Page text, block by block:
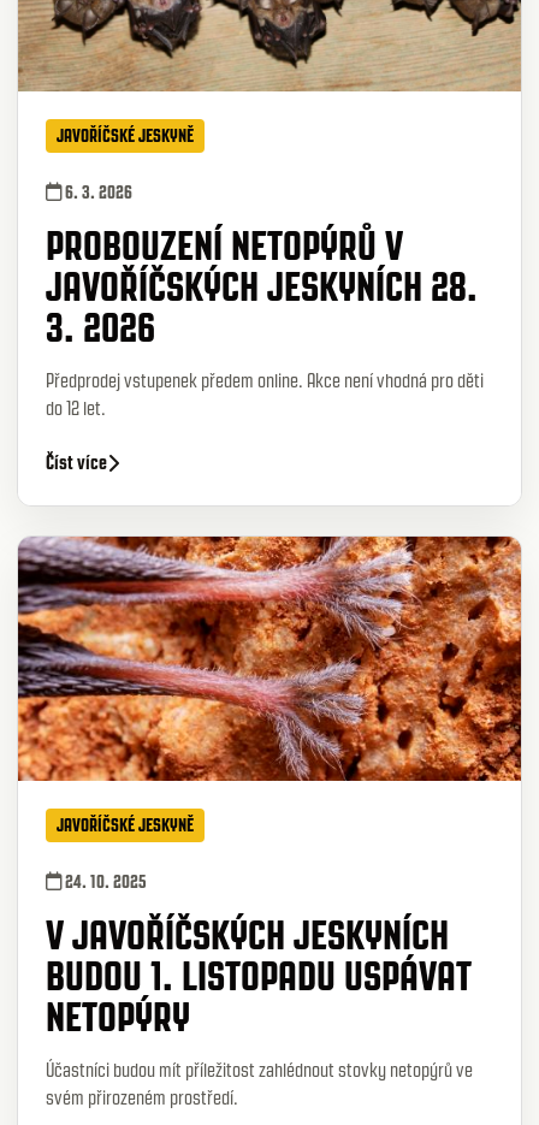
JAVOŘÍČSKÉ JESKYNĚ
6. 3. 2026
PROBOUZENÍ NETOPÝRŮ V
JAVOŘÍČSKÝCH JESKYNÍCH 28.
3. 2026
Předprodej vstupenek předem online. Akce není vhodná pro děti
do 12 let.
Číst více
JAVOŘÍČSKÉ JESKYNĚ
24. 10. 2025
V JAVOŘÍČSKÝCH JESKYNÍCH
BUDOU 1. LISTOPADU USPÁVAT
NETOPÝRY
Účastníci budou mít příležitost zahlédnout stovky netopýrů ve
svém přirozeném prostředí.